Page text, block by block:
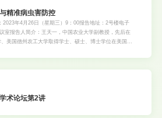
精准病虫害防控
2023年4月26日（星期三）9：00报告地址：2号楼电子
室报告人简介：王天一，中国农业大学副教授，先后在
美国德州农工大学取得学士、硕士、博士学位在美国农
业产业技术牧草体系研究重点，主持及参加相关国家
参加交流！
术论坛第2讲